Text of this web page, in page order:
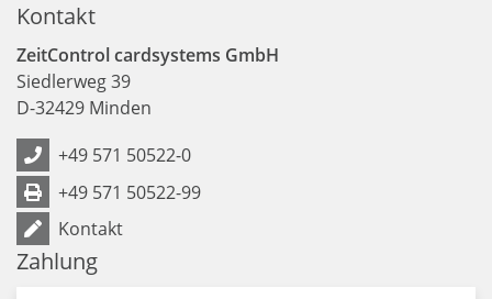
Kontakt
ZeitControl cardsystems GmbH
Siedlerweg 39
D-32429 Minden
+49 571 50522-0
+49 571 50522-99
Kontakt
Zahlung